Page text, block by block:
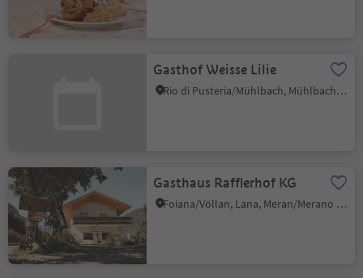
Gasthof Weisse Lilie
Rio di Pusteria/Mühlbach, Mühlbach/Rio di Pusteria, Brixen/Bressanone and environs
Gasthaus Rafflerhof KG
Foiana/Völlan, Lana, Meran/Merano and environs